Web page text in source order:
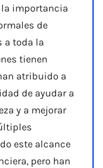
importancia
de
a toda la
tienen
atribuido a
de ayudar a
y a mejorar
este alcance
pero han